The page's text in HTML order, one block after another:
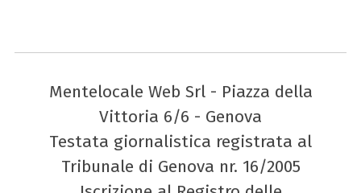
Mentelocale Web Srl - Piazza della
Vittoria 6/6 - Genova
Testata giornalistica registrata al
Tribunale di Genova nr. 16/2005